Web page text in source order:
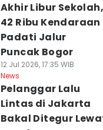
Akhir Libur Sekolah,
42 Ribu Kendaraan
Padati Jalur
Puncak Bogor
12 Jul 2026, 17:35 WIB
News
Pelanggar Lalu
Lintas di Jakarta
Bakal Ditegur